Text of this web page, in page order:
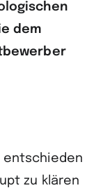
dem
entschieden
zu klären